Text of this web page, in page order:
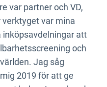
var partner och VD,
var mina
att
och
Jag såg
2019 för att ge